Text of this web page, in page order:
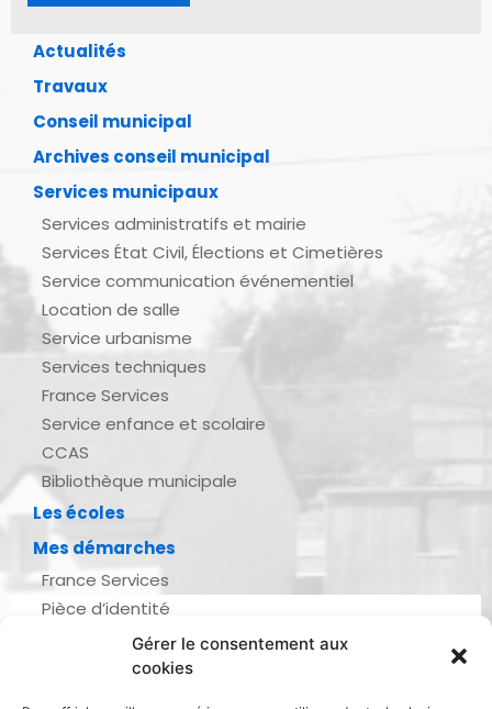
Gérer le consentement aux
cookies
Actualités
Travaux
Conseil municipal
Archives conseil municipal
Services municipaux
Services administratifs et mairie
Services État Civil, Élections et Cimetières
Service communication événementiel
Location de salle
Service urbanisme
Services techniques
France Services
Service enfance et scolaire
CCAS
Bibliothèque municipale
Les écoles
Mes démarches
France Services
Pièce d’identité
Demande d’actes d’état civil